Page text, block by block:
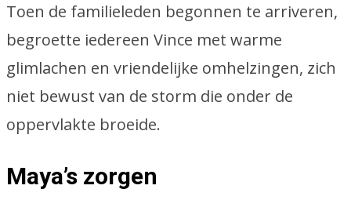
Toen de familieleden begonnen te arriveren,
begroette iedereen Vince met warme
glimlachen en vriendelijke omhelzingen, zich
niet bewust van de storm die onder de
oppervlakte broeide.
Maya’s zorgen